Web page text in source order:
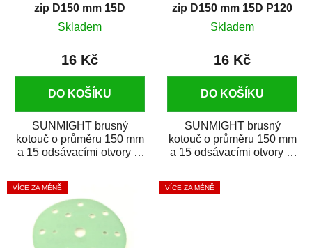
ů
zip D150 mm 15D
P1000
Skladem
16 Kč
DO KOŠÍKU
SUNMIGHT brusný
kotouč o průměru 150 mm
a 15 odsávacími otvory je
broušení širokého...
zip D150 mm 15D P120
Skladem
16 Kč
DO KOŠÍKU
SUNMIGHT brusný
kotouč o průměru 150 mm
a 15 odsávacími otvory je
broušení širokého...
VÍCE ZA MÉNĚ VÍCE ZA MÉNĚ